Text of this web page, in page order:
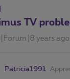
TV
years ago
Patricia1991